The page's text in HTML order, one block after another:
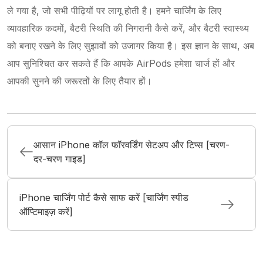
ले गया है, जो सभी पीढ़ियों पर लागू होती है। हमने चार्जिंग के लिए
व्यावहारिक कदमों, बैटरी स्थिति की निगरानी कैसे करें, और बैटरी स्वास्थ्य
को बनाए रखने के लिए सुझावों को उजागर किया है। इस ज्ञान के साथ, अब
आप सुनिश्चित कर सकते हैं कि आपके AirPods हमेशा चार्ज हों और
आपकी सुनने की जरूरतों के लिए तैयार हों।
आसान iPhone कॉल फॉरवर्डिंग सेटअप और टिप्स [चरण-
दर-चरण गाइड]
iPhone चार्जिंग पोर्ट कैसे साफ करें [चार्जिंग स्पीड
ऑप्टिमाइज़ करें]